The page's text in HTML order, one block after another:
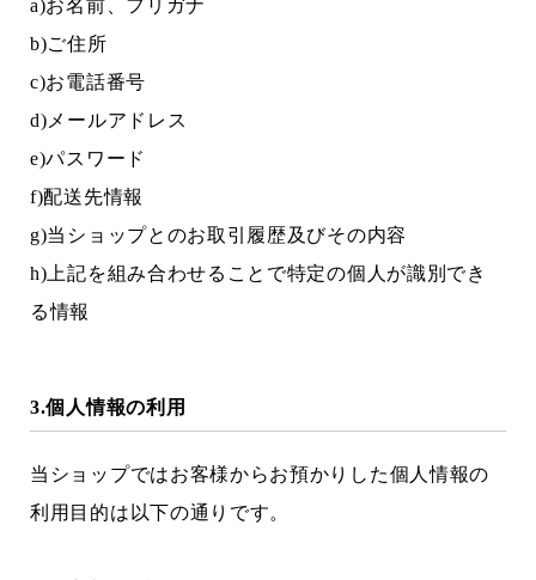
a)お名前、フリガナ
b)ご住所
c)お電話番号
d)メールアドレス
e)パスワード
f)配送先情報
g)当ショップとのお取引履歴及びその内容
h)上記を組み合わせることで特定の個人が識別でき
る情報
3.個人情報の利用
当ショップではお客様からお預かりした個人情報の
利用目的は以下の通りです。